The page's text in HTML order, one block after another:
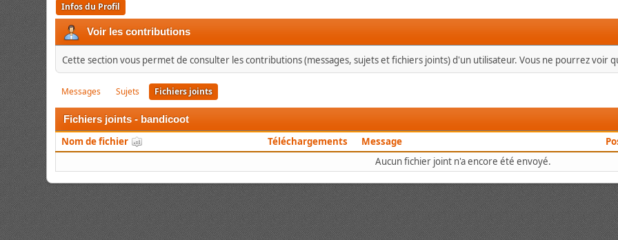
Infos du Profil
Voir les contributions
Cette section vous permet de consulter les contributions (messages, sujets et fichiers joints) d'un utilisateur. Vous ne pourrez voir
Messages Sujets Fichiers joints
Fichiers joints - bandicoot
Nom de fichier Téléchargements Message
Aucun fichier joint n'a encore été envoyé.